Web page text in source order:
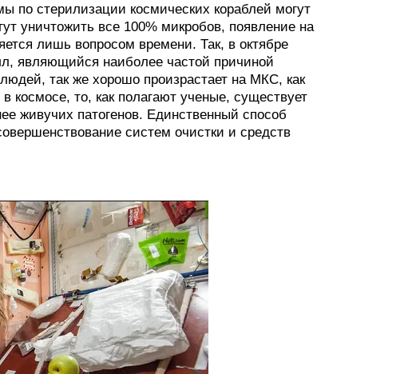
стерилизации космических кораблей могут
уничтожить все 100% микробов, появление на
лишь вопросом времени. Так, в октябре
являющийся наиболее частой причиной
так же хорошо произрастает на МКС, как
космосе, то, как полагают ученые, существует
живучих патогенов. Единственный способ
систем очистки и средств